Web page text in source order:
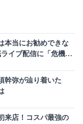
本当にお勧めできな
イブ配信に「危機的
幹弥が辿り着いた
来店！コスパ最強の